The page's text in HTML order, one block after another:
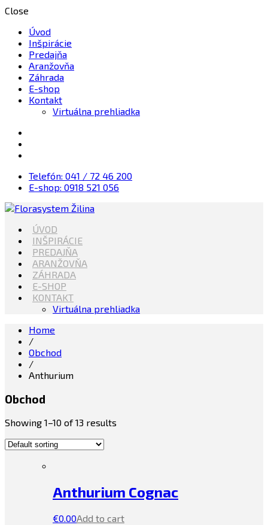
Close
Úvod
Inšpirácie
Predajňa
Aranžovňa
Záhrada
E-shop
Kontakt
Virtuálna prehliadka
Telefón: 041 / 72 46 200
E-shop: 0918 521 056
Florasystem Žilina
Kvety, Sviečky, dekorácie, Záhrada
ÚVOD
INŠPIRÁCIE
PREDAJŇA
ARANŽOVŇA
ZÁHRADA
E-SHOP
KONTAKT
Virtuálna prehliadka
Home
/
Obchod
/
Anthurium
Obchod
Showing 1–10 of 13 results
Anthurium Cognac
€0.00Add to cart